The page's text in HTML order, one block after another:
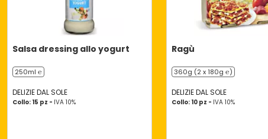
Salsa dressing allo yogurt
250ml ℮
DELIZIE DAL SOLE
Collo: 15 pz - IVA 10%
Ragù
360g (2 x 180g ℮)
DELIZIE DAL SOLE
Collo: 10 pz - IVA 10%